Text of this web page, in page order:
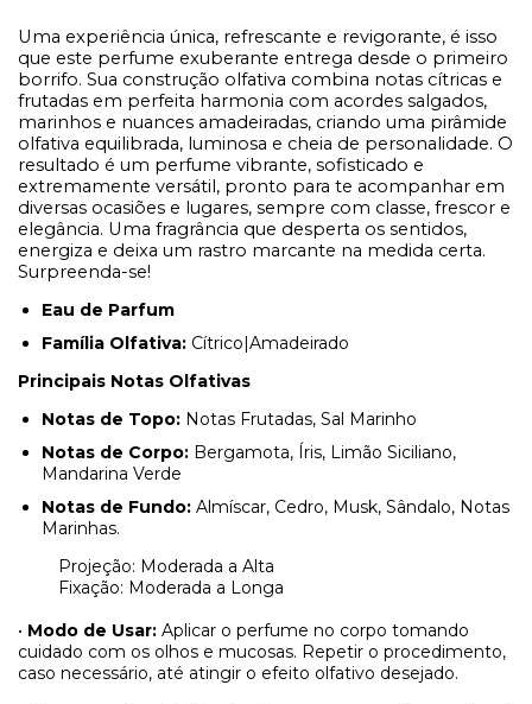
Uma experiência única, refrescante e revigorante, é isso
que este perfume exuberante entrega desde o primeiro
borrifo. Sua construção olfativa combina notas cítricas e
frutadas em perfeita harmonia com acordes salgados,
marinhos e nuances amadeiradas, criando uma pirâmide
olfativa equilibrada, luminosa e cheia de personalidade. O
resultado é um perfume vibrante, sofisticado e
extremamente versátil, pronto para te acompanhar em
diversas ocasiões e lugares, sempre com classe, frescor e
elegância. Uma fragrância que desperta os sentidos,
energiza e deixa um rastro marcante na medida certa.
Surpreenda-se!
Eau de Parfum
Família Olfativa: Cítrico|Amadeirado
Principais Notas Olfativas
Notas de Topo: Notas Frutadas, Sal Marinho
Notas de Corpo: Bergamota, Íris, Limão Siciliano,
Mandarina Verde
Notas de Fundo: Almíscar, Cedro, Musk, Sândalo, Notas
Marinhas.
Projeção: Moderada a Alta
Fixação: Moderada a Longa
• Modo de Usar: Aplicar o perfume no corpo tomando
cuidado com os olhos e mucosas. Repetir o procedimento,
caso necessário, até atingir o efeito olfativo desejado.